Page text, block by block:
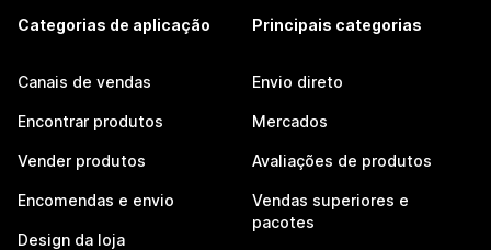
Categorias de aplicação
Canais de vendas
Encontrar produtos
Vender produtos
Encomendas e envio
Design da loja
Principais categorias
Envio direto
Mercados
Avaliações de produtos
Vendas superiores e
pacotes